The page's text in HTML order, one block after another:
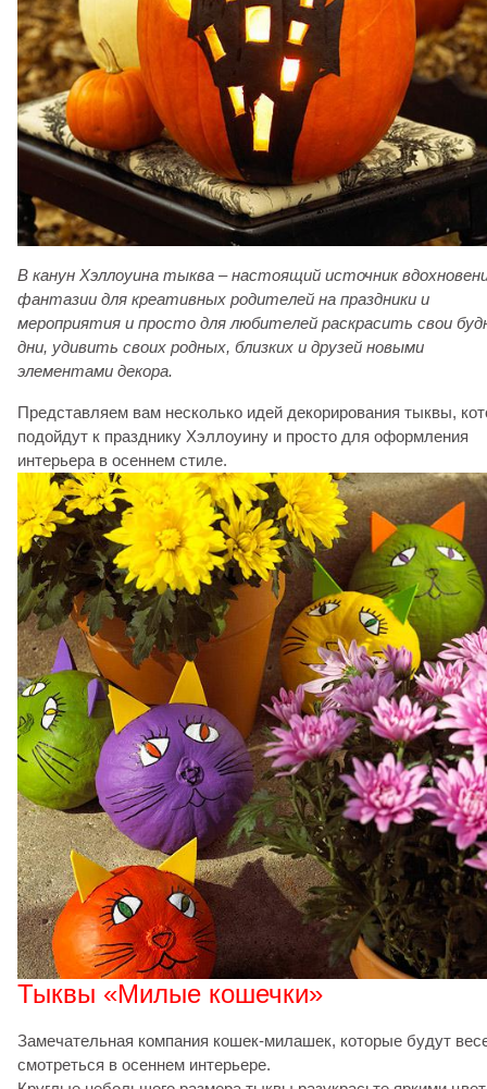
В канун Хэллоуина тыква – настоящий источник
фантазии для креативных родителей на праздники и
мероприятия и просто для любителей раскрасить свои
дни, удивить своих родных, близких и друзей новыми
элементами декора.
Представляем вам несколько идей декорирования тыквы,
подойдут к празднику Хэллоуину и просто для оформления
интерьера в осеннем стиле.
Тыквы «Милые кошечки»
Замечательная компания кошек-милашек, которые будут
смотреться в осеннем интерьере.